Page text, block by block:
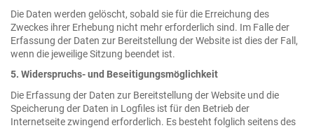
Die Daten werden gelöscht, sobald sie für die Erreichung des
Zweckes ihrer Erhebung nicht mehr erforderlich sind. Im Falle der
Erfassung der Daten zur Bereitstellung der Website ist dies der Fall,
wenn die jeweilige Sitzung beendet ist.
5. Widerspruchs- und Beseitigungsmöglichkeit
Die Erfassung der Daten zur Bereitstellung der Website und die
Speicherung der Daten in Logfiles ist für den Betrieb der
Internetseite zwingend erforderlich. Es besteht folglich seitens des